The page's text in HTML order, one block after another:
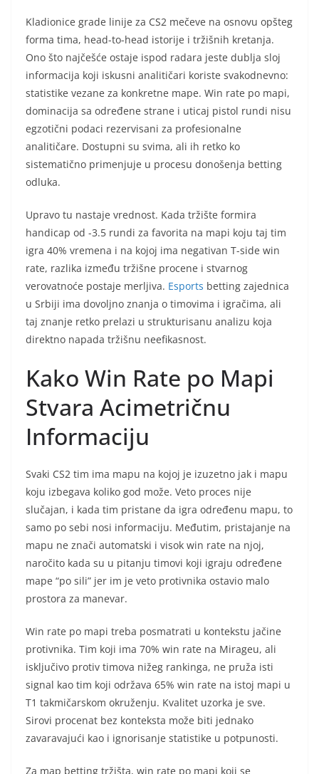
Kladionice grade linije za CS2 mečeve na osnovu opšteg
forma tima, head-to-head istorije i tržišnih kretanja.
Ono što najčešće ostaje ispod radara jeste dublja sloj
informacija koji iskusni analitičari koriste svakodnevno:
statistike vezane za konkretne mape. Win rate po mapi,
dominacija sa određene strane i uticaj pistol rundi nisu
egzotični podaci rezervisani za profesionalne
analitičare. Dostupni su svima, ali ih retko ko
sistematično primenjuje u procesu donošenja betting
odluka.
Upravo tu nastaje vrednost. Kada tržište formira
handicap od -3.5 rundi za favorita na mapi koju taj tim
igra 40% vremena i na kojoj ima negativan T-side win
rate, razlika između tržišne procene i stvarnog
verovatnoće postaje merljiva. Esports betting zajednica
u Srbiji ima dovoljno znanja o timovima i igračima, ali
taj znanje retko prelazi u strukturisanu analizu koja
direktno napada tržišnu neefikasnost.
Kako Win Rate po Mapi
Stvara Асimetričnu
Informaciju
Svaki CS2 tim ima mapu na kojoj je izuzetno jak i mapu
koju izbegava koliko god može. Veto proces nije
slučajan, i kada tim pristane da igra određenu mapu, to
samo po sebi nosi informaciju. Međutim, pristajanje na
mapu ne znači automatski i visok win rate na njoj,
naročito kada su u pitanju timovi koji igraju određene
mape “po sili” jer im je veto protivnika ostavio malo
prostora za manevar.
Win rate po mapi treba posmatrati u kontekstu jačine
protivnika. Tim koji ima 70% win rate na Mirageu, ali
isključivo protiv timova nižeg rankinga, ne pruža isti
signal kao tim koji održava 65% win rate na istoj mapi u
T1 takmičarskom okruženju. Kvalitet uzorka je sve.
Sirovi procenat bez konteksta može biti jednako
zavaravajući kao i ignorisanje statistike u potpunosti.
Za map betting tržišta, win rate po mapi koji se